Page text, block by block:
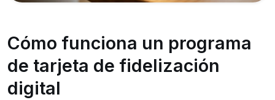
Cómo funciona un programa
de tarjeta de fidelización
digital